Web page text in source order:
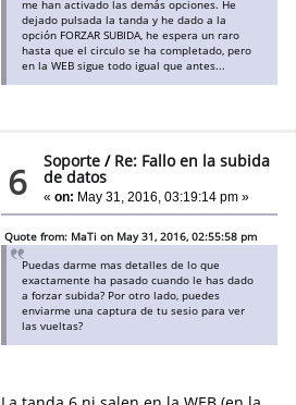
me han activado las demás opciones. He
dejado pulsada la tanda y he dado a la
opción FORZAR SUBIDA, he espera un raro
hasta que el circulo se ha completado, pero
en la WEB sigue todo igual que antes...
6 Soporte / Re: Fallo en la subida
de datos
«on: May 31, 2016, 03:19:14 pm »
Quote from: MaTi on May 31, 2016, 02:55:58 pm
Puedas darme mas detalles de lo que
exactamente ha pasado cuando le has dado
a forzar subida? Por otro lado, puedes
enviarme una captura de tu sesio para ver
las vueltas?